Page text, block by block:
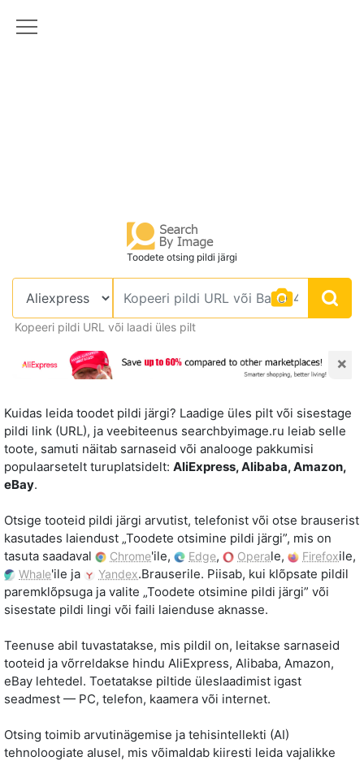
Toodete otsing pildi järgi
Kopeeri pildi URL või laadi üles pilt
×
Kuidas leida toodet pildi järgi? Laadige üles pilt või sisestage
pildi link (URL), ja veebiteenus searchbyimage.ru leiab selle
toote, samuti näitab sarnaseid või analooge pakkumisi
populaarsetelt turuplatsidelt: AliExpress, Alibaba, Amazon,
eBay.
Otsige tooteid pildi järgi arvutist, telefonist või otse brauserist
kasutades laiendust „Toodete otsimine pildi järgi”, mis on
tasuta saadaval
Chrome'ile, Edge, Operale, Firefoxile,
Whale'ile ja Yandex.Brauserile. Piisab, kui klõpsate pildil
paremklõpsuga ja valite „Toodete otsimine pildi järgi” või
sisestate pildi lingi või faili laienduse aknasse.
Teenuse abil tuvastatakse, mis pildil on, leitakse sarnaseid
tooteid ja võrreldakse hindu AliExpress, Alibaba, Amazon,
eBay lehtedel. Toetatakse piltide üleslaadimist igast
seadmest — PC, telefon, kaamera või internet.
Otsing toimib arvutinägemise ja tehisintellekti (AI)
tehnoloogiate alusel, mis võimaldab kiiresti leida vajalikke